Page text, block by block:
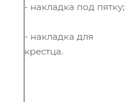
- накладка под пятку;
- накладка для
крестца.